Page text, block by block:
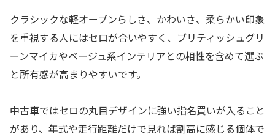
クラシックな軽オープンらしさ、かわいさ、柔らかい印象
を重視する人にはセロが合いやすく、ブリティッシュグリ
ーンマイカやベージュ系インテリアとの相性を含めて選ぶ
と所有感が高まりやすいです。
中古車ではセロの丸目デザインに強い指名買いが入ること
があり、年式や走行距離だけで見れば割高に感じる個体で